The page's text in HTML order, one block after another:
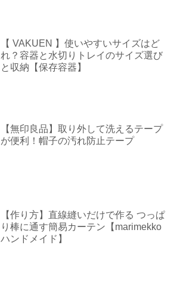
【 VAKUEN 】使いやすいサイズはど
れ？容器と水切りトレイのサイズ選び
と収納【保存容器】
【無印良品】取り外して洗えるテープ
が便利！帽子の汚れ防止テープ
【作り方】直線縫いだけで作る つっぱ
り棒に通す簡易カーテン【marimekko
ハンドメイド】